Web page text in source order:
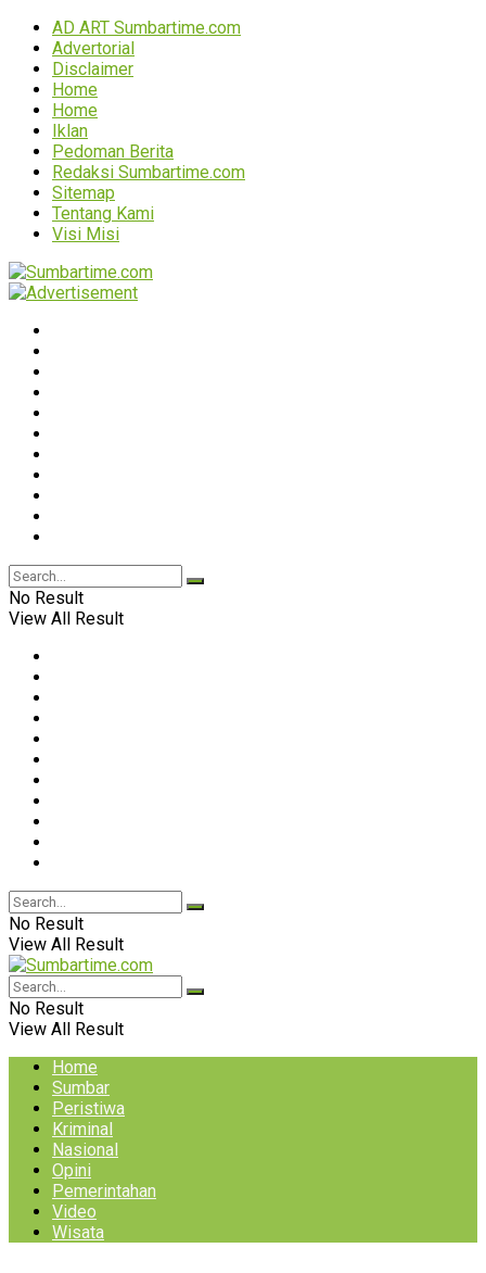
AD ART Sumbartime.com
Advertorial
Disclaimer
Home
Home
Iklan
Pedoman Berita
Redaksi Sumbartime.com
Sitemap
Tentang Kami
Visi Misi
No Result
View All Result
No Result
View All Result
No Result
View All Result
Home
Sumbar
Peristiwa
Kriminal
Nasional
Opini
Pemerintahan
Video
Wisata